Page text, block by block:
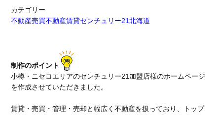
カテゴリー
不動産売買不動産賃貸センチュリー21北海道
制作のポイント
小樽・ニセコエリアのセンチュリー21加盟店様のホームページ
を作成させていただきました。
賃貸・売買・管理・売却と幅広く不動産を扱っており、トップ